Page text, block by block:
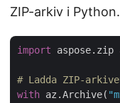
ZIP-arkiv i Python.
import aspose.zip
# Ladda ZIP-
with az.Archive(